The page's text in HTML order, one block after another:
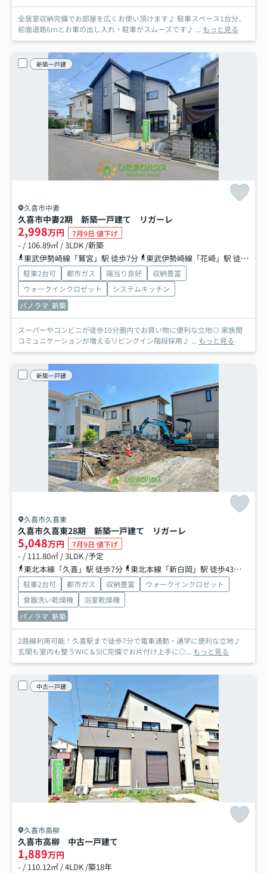
全居室収納完備でお部屋を広くお使い頂けます♪ 駐車スペース1台分、
前面道路6ｍとお車の出し入れ・駐車がスムーズです♪ ... もっと見る
新築一戸建
久喜市中妻
久喜市中妻2期 新築一戸建て リガーレ
2,998万円 7月9日 値下げ
- / 106.89㎡ / 3LDK /新築
東武伊勢崎線「鷲宮」駅 徒歩7分
東武伊勢崎線「花崎」駅 徒歩36分
駐車2台可 都市ガス 陽当り良好
収納豊富
ウォークインクロゼット
システムキッチン
パノラマ 新築
スーパーやコンビニが徒歩10分圏内でお買い物に便利な立地◎ 家族間
コミュニケーションが増えるリビングイン階段採用♪ ... もっと見る
新築一戸建
久喜市久喜東
久喜市久喜東28期 新築一戸建て リガーレ
5,048万円 7月9日 値下げ
- / 111.80㎡ / 3LDK /予定
東北本線「久喜」駅 徒歩7分
東北本線「新白岡」駅 徒歩43分
駐車2台可 都市ガス 収納豊富
ウォークインクロゼット
食器洗い乾燥機
浴室乾燥機
パノラマ 新築
2路線利用可能！久喜駅まで徒歩7分で電車通勤・通学に便利な立地♪
玄関も室内も整うWIC＆SIC完備でお片付け上手に◎... もっと見る
中古一戸建
久喜市高柳
久喜市高柳 中古一戸建て
1,889万円
- / 110.12㎡ / 4LDK /築18年